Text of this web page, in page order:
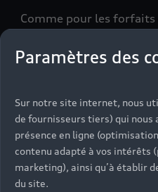
Comme pour les forfaits
conducteurs
journée, un weekend,
Les tarifs s'adaptent
dégressif pour les
Paramètres des
Sur notre site internet, nous
de fournisseurs tiers) qui
présence en ligne
contenu adapté à vos intérêts
marketing), ainsi qu’à établir
du site.